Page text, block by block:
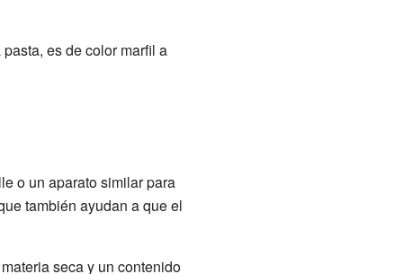
es de color marfil a
o un aparato similar para
también ayudan a que el
seca y un contenido